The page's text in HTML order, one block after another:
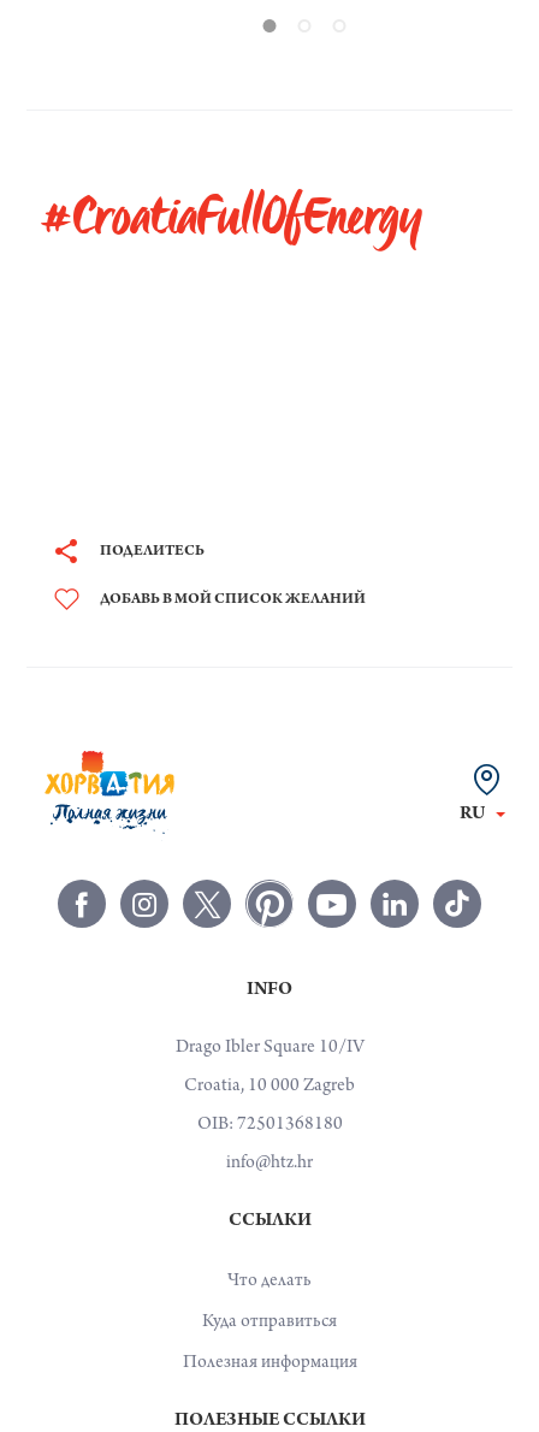
#CroatiaFullOfEnergy
ПОДЕЛИТЕСЬ
ДОБАВЬ В МОЙ СПИСОК ЖЕЛАНИЙ
RU
INFO
Drago Ibler Square 10/IV
Croatia, 10 000 Zagreb
OIB: 72501368180
info@htz.hr
ССЫЛКИ
Что делать
Куда отправиться
Полезная информация
ПОЛЕЗНЫЕ ССЫЛКИ